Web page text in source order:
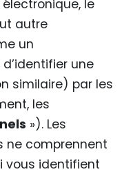
électronique, le
autre
un
une
similaire) par les
les
»). Les
ne comprennent
vous identifient